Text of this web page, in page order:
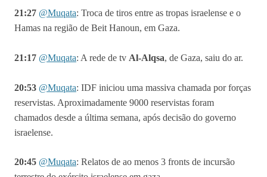
21:27 @Muqata: Troca de tiros entre as tropas israelense e o
Hamas na região de Beit Hanoun, em Gaza.
21:17 @Muqata: A rede de tv Al-Alqsa, de Gaza, saiu do ar.
20:53 @Muqata: IDF iniciou uma massiva chamada por forças
reservistas. Aproximadamente 9000 reservistas foram
chamados desde a última semana, após decisão do governo
israelense.
20:45 @Muqata: Relatos de ao menos 3 fronts de incursão